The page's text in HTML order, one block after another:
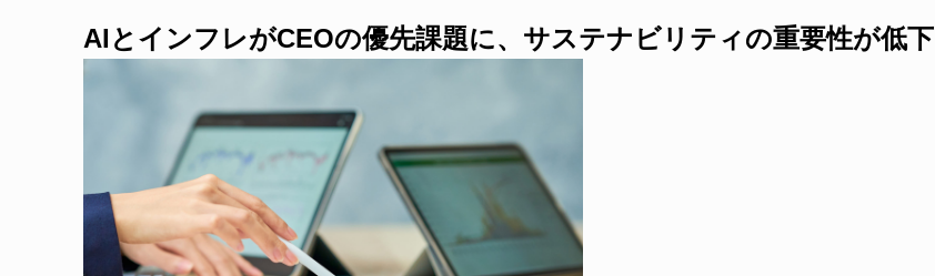
AIとインフレがCEOの優先課題に、サステナビリティの重要性が低下